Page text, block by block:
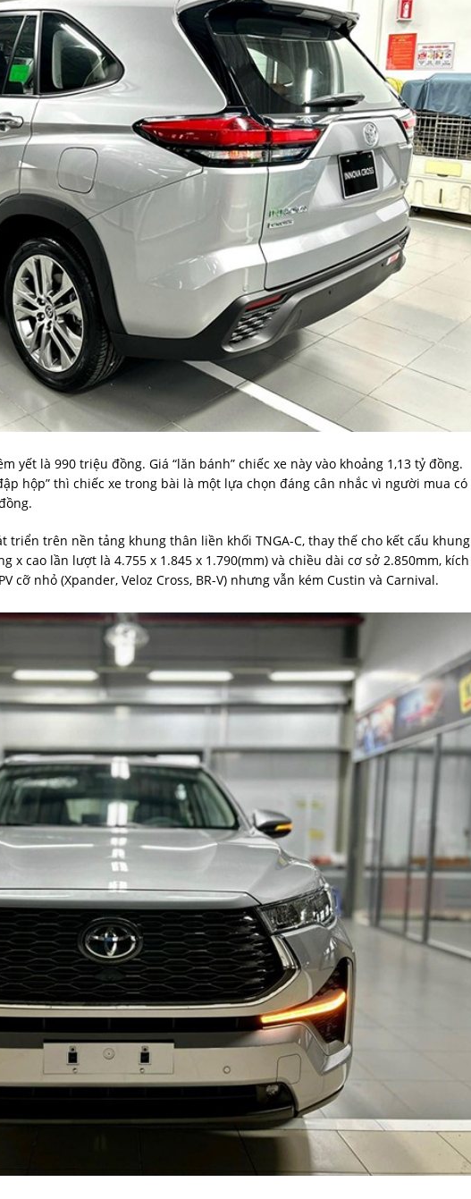
yết là 990 triệu đồng. Giá “lăn bánh” chiếc xe này vào khoảng 1,13 tỷ đồng.
hộp” thì chiếc xe trong bài là một lựa chọn đáng cân nhắc vì người mua có
triển trên nền tảng khung thân liền khối TNGA-C, thay thế cho kết cấu khung
x cao lần lượt là 4.755 x 1.845 x 1.790(mm) và chiều dài cơ sở 2.850mm, kích
cỡ nhỏ (Xpander, Veloz Cross, BR-V) nhưng vẫn kém Custin và Carnival.